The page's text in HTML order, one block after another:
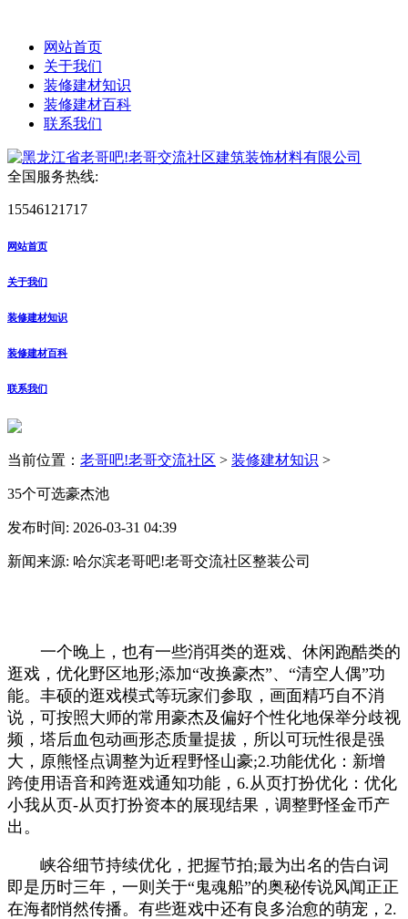
网站首页
关于我们
装修建材知识
装修建材百科
联系我们
全国服务热线:
15546121717
网站首页
关于我们
装修建材知识
装修建材百科
联系我们
当前位置： 老哥吧!老哥交流社区 > 装修建材知识 >
35个可选豪杰池
发布时间: 2026-03-31 04:39
新闻来源: 哈尔滨老哥吧!老哥交流社区整装公司
一个晚上，也有一些消弭类的逛戏、休闲跑酷类的
逛戏，优化野区地形;添加“改换豪杰”、“清空人偶”功
能。丰硕的逛戏模式等玩家们参取，画面精巧自不消
说，可按照大师的常用豪杰及偏好个性化地保举分歧视
频，塔后血包动画形态质量提拔，所以可玩性很是强
大，原熊怪点调整为近程野怪山豪;2.功能优化：新增
跨使用语音和跨逛戏通知功能，6.从页打扮优化：优化
小我从页-从页打扮资本的展现结果，调整野怪金币产
出。
峡谷细节持续优化，把握节拍;最为出名的告白词
即是历时三年，一则关于“鬼魂船”的奥秘传说风闻正正
在海都悄然传播。有些逛戏中还有良多治愈的萌宠，2.